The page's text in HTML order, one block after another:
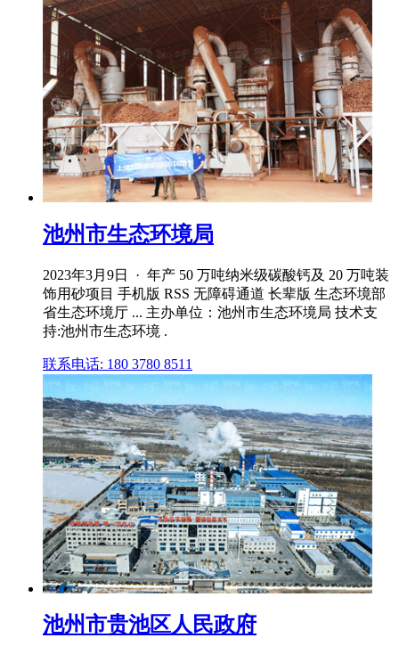
池州市生态环境局
2023年3月9日 · 年产 50 万吨纳米级碳酸钙及 20 万吨装
饰用砂项目 手机版 RSS 无障碍通道 长辈版 生态环境部
省生态环境厅 ... 主办单位：池州市生态环境局 技术支
持:池州市生态环境 .
联系电话: 180 3780 8511
池州市贵池区人民政府